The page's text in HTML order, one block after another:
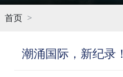
首页
潮涌国际，新纪录！